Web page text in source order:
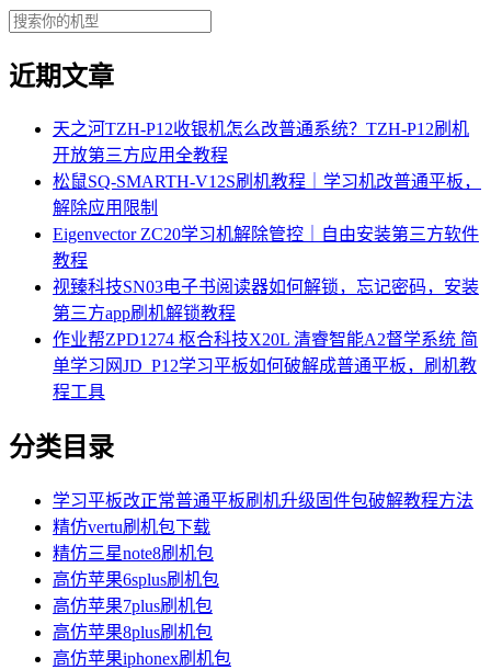
近期文章
天之河TZH-P12收银机怎么改普通系统？TZH-P12刷机
开放第三方应用全教程
松鼠SQ-SMARTH-V12S刷机教程｜学习机改普通平板，
解除应用限制
Eigenvector ZC20学习机解除管控｜自由安装第三方软件
教程
视臻科技SN03电子书阅读器如何解锁，忘记密码，安装
第三方app刷机解锁教程
作业帮ZPD1274 枢合科技X20L 清睿智能A2督学系统 简
单学习网JD_P12学习平板如何破解成普通平板，刷机教
程工具
分类目录
学习平板改正常普通平板刷机升级固件包破解教程方法
精仿vertu刷机包下载
精仿三星note8刷机包
高仿苹果6splus刷机包
高仿苹果7plus刷机包
高仿苹果8plus刷机包
高仿苹果iphonex刷机包